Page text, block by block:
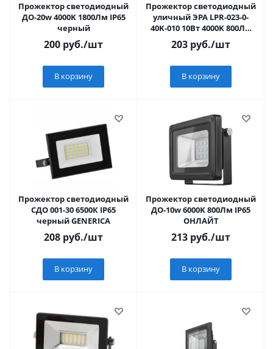
Прожектор светодиодный
ДО-20w 4000K 1800Лм IP65
черный
200 руб./шт
В корзину
Прожектор светодиодный
уличный ЭРА LPR-023-0-
40K-010 10Вт 4000K 800Лм
81х75х21,5(1/40)
(10702070/051
203 руб./шт
В корзину
Прожектор светодиодный
СДО 001-30 6500К IP65
черный GENERICA
208 руб./шт
В корзину
Прожектор светодиодный
ДО-10w 6000K 800Лм IP65
ОНЛАЙТ
213 руб./шт
В корзину